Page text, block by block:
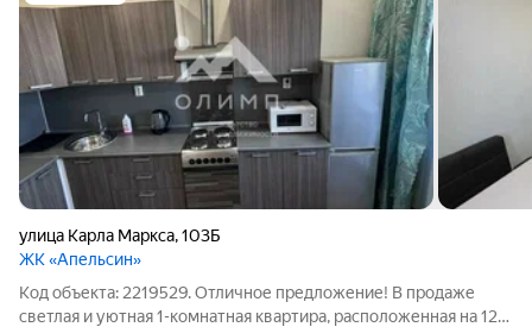
улица Карла Маркса,103Б
ЖК «Апельсин»
Код объекта: 2219529. Отличное предложение! В продаже
светлая и уютная 1-комнатная квартира, расположенная на 12-